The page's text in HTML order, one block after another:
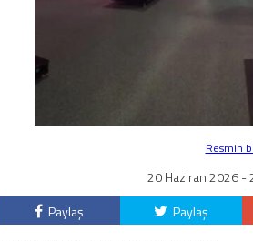
Resmin
20 Haziran 2026 -
Paylaş
Paylaş